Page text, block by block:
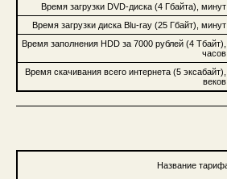
Время загрузки DVD-диска (4 Гбайта), минут
Время загрузки диска Blu-ray (25 Гбайт), минут
Время заполнения HDD за 7000 рублей (4 Тбайт),
часов
Время скачивания всего интернета (5 эксабайт),
веков
Название